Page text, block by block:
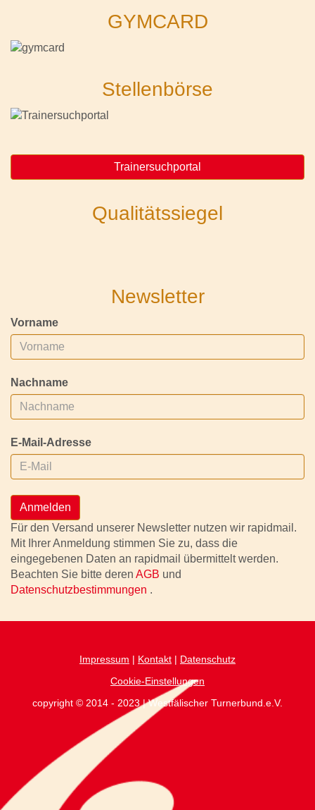
GYMCARD
Stellenbörse
Trainersuchportal
Qualitätssiegel
Newsletter
Vorname
Nachname
E-Mail-Adresse
Anmelden
Für den Versand unserer Newsletter nutzen wir rapidmail.
Mit Ihrer Anmeldung stimmen Sie zu, dass die
eingegebenen Daten an rapidmail übermittelt werden.
Beachten Sie bitte deren AGB und
Datenschutzbestimmungen .
Impressum | Kontakt | Datenschutz
Cookie-Einstellungen
copyright © 2014 - 2023 | Westfälischer Turnerbund.e.V.